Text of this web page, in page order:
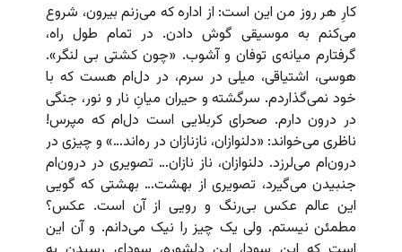
کارِ هر روز من این است: از اداره که می‌زنم بیرون، شروع
می‌کنم به موسیقی گوش دادن. در تمام طول راه،
گرفتارم میانه‌ی توفان و آشوب. «چون کشتی بی لنگر».
هوسی، اشتیاقی، میلی در سرم، در دل‌ام هست که با
خود نمی‌گذاردم. سرگشته و حیران میانِ نار و نور، جنگی
در درون دارم. صحرای کربلایی است دل‌ام که مپرس!
ناظری می‌خواند: «دلنوازان، نازنازان در ره‌اند…» و چیزی در
درون‌ام می‌لرزد. دلنوازان، ناز نازان… تصویری در درون‌ام
جنبیدن می‌گیرد، تصویری از بهشت… بهشتی که گویی
این عالم عکس بی‌رنگ و رویی از آن است. عکس؟
مطمئن نیستم. ولی یک چیز را نیک می‌دانم. و آن این